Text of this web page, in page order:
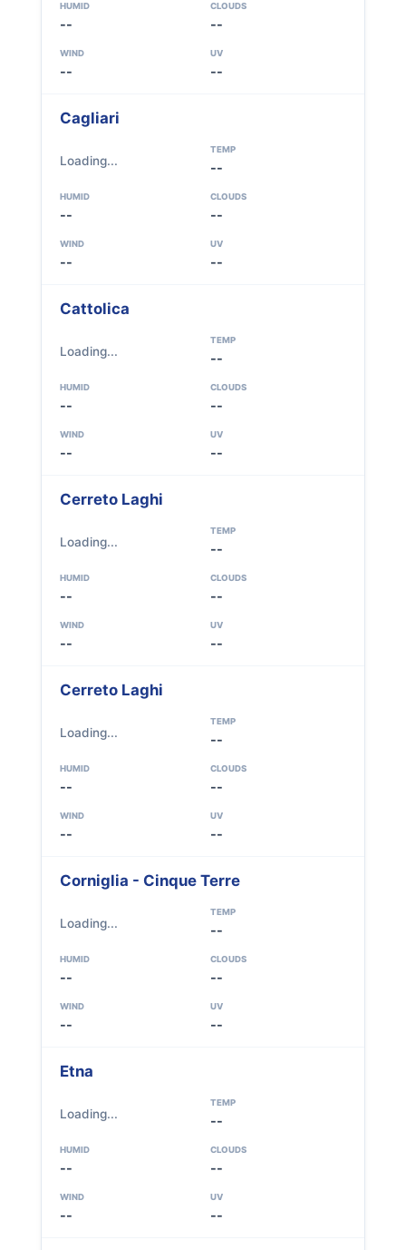
HUMID
--
CLOUDS
--
WIND
--
UV
--
Cagliari
Loading...
TEMP
--
HUMID
--
CLOUDS
--
WIND
--
UV
--
Cattolica
Loading...
TEMP
--
HUMID
--
CLOUDS
--
WIND
--
UV
--
Cerreto Laghi
Loading...
TEMP
--
HUMID
--
CLOUDS
--
WIND
--
UV
--
Cerreto Laghi
Loading...
TEMP
--
HUMID
--
CLOUDS
--
WIND
--
UV
--
Corniglia - Cinque Terre
Loading...
TEMP
--
HUMID
--
CLOUDS
--
WIND
--
UV
--
Etna
Loading...
TEMP
--
HUMID
--
CLOUDS
--
WIND
--
UV
--